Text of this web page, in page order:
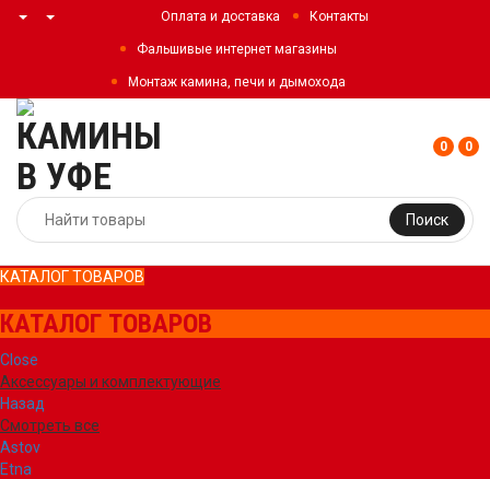
Оплата и доставка Контакты
Фальшивые интернет магазины
Монтаж камина, печи и дымохода
Поиск
0 0
КАТАЛОГ ТОВАРОВ
КАТАЛОГ ТОВАРОВ
Close
Аксессуары и комплектующие
Назад
Смотреть все
Astov
Etna